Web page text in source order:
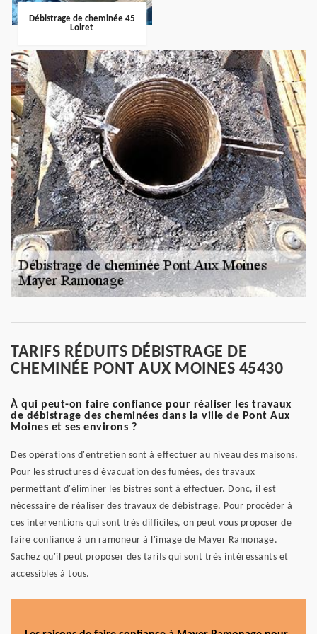
Débistrage de cheminée 45
Loiret
TARIFS RÉDUITS DÉBISTRAGE DE
CHEMINÉE PONT AUX MOINES 45430
À qui peut-on faire confiance pour réaliser les travaux
de débistrage des cheminées dans la ville de Pont Aux
Moines et ses environs ?
Des opérations d'entretien sont à effectuer au niveau des maisons.
Pour les structures d'évacuation des fumées, des travaux
permettant d'éliminer les bistres sont à effectuer. Donc, il est
nécessaire de réaliser des travaux de débistrage. Pour procéder à
ces interventions qui sont très difficiles, on peut vous proposer de
faire confiance à un ramoneur à l'image de Mayer Ramonage.
Sachez qu'il peut proposer des tarifs qui sont très intéressants et
accessibles à tous.